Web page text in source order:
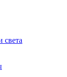
света